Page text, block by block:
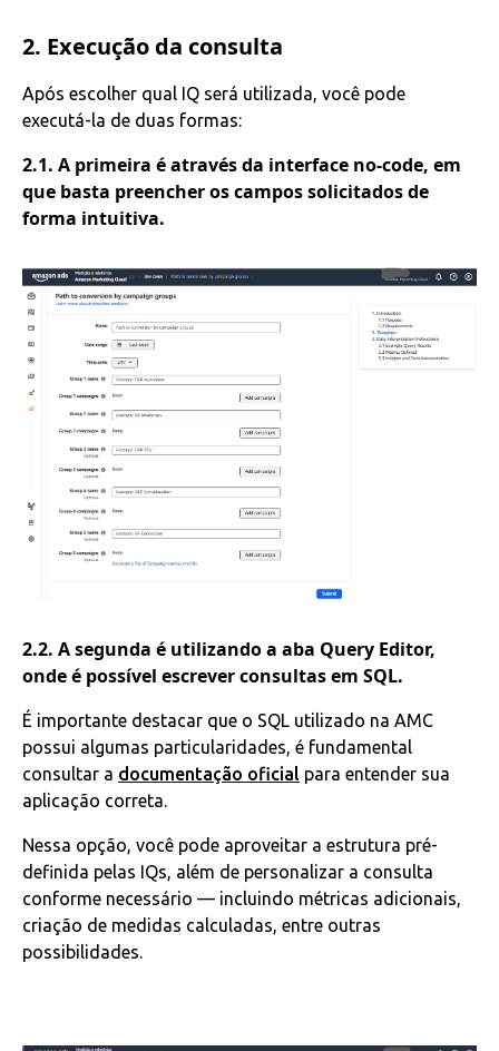
2. Execução da consulta
Após escolher qual IQ será utilizada, você pode
executá-la de duas formas:
2.1. A primeira é através da interface no-code, em
que basta preencher os campos solicitados de
forma intuitiva.
2.2. A segunda é utilizando a aba Query Editor,
onde é possível escrever consultas em SQL.
É importante destacar que o SQL utilizado na AMC
possui algumas particularidades, é fundamental
consultar a documentação oficial para entender sua
aplicação correta.
Nessa opção, você pode aproveitar a estrutura pré-
definida pelas IQs, além de personalizar a consulta
conforme necessário — incluindo métricas adicionais,
criação de medidas calculadas, entre outras
possibilidades.